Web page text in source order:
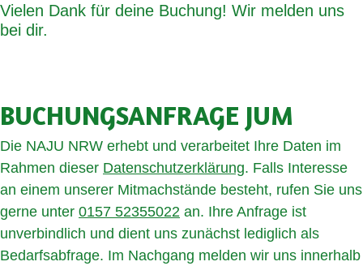
Vielen Dank für deine Buchung! Wir melden uns
bei dir.
BUCHUNGS­AN­FRA­GE JUM
Die NAJU NRW erhebt und verarbeitet Ihre Daten im
Rahmen dieser Datenschutzerklärung. Falls Interesse
an einem unserer Mitmachstände besteht, rufen Sie uns
gerne unter 0157 52355022 an. Ihre Anfrage ist
unverbindlich und dient uns zunächst lediglich als
Bedarfsabfrage. Im Nachgang melden wir uns innerhalb